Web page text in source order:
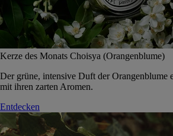
Kerze des Monats Choisya (Orangenblume)
Der grüne, intensive Duft der Orangenblume
mit ihren zarten Aromen.
Entdecken